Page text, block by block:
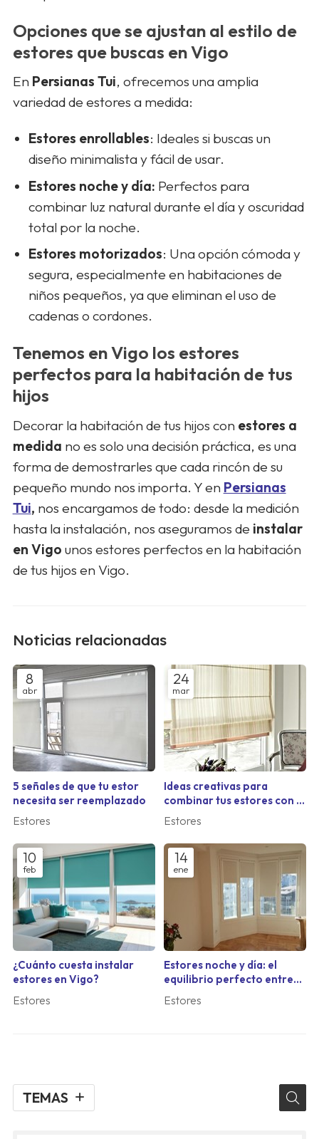
TEMAS
Opciones que se ajustan al estilo de
estores que buscas en Vigo
En Persianas Tui, ofrecemos una amplia
variedad de estores a medida:
Estores enrollables: Ideales si buscas un
diseño minimalista y fácil de usar.
Estores noche y día: Perfectos para
combinar luz natural durante el día y oscuridad
total por la noche.
Estores motorizados: Una opción cómoda y
segura, especialmente en habitaciones de
niños pequeños, ya que eliminan el uso de
cadenas o cordones.
Tenemos en Vigo los estores
perfectos para la habitación de tus
hijos
Decorar la habitación de tus hijos con estores a
medida no es solo una decisión práctica, es una
forma de demostrarles que cada rincón de su
pequeño mundo nos importa. Y en Persianas
Tui, nos encargamos de todo: desde la medición
hasta la instalación, nos aseguramos de instalar
en Vigo unos estores perfectos en la habitación
de tus hijos en Vigo.
Noticias relacionadas
8
abr
5 señales de que tu estor
necesita ser reemplazado
Estores
24
mar
Ideas creativas para
combinar tus estores con la
decoración de tu salón
Estores
10
feb
¿Cuánto cuesta instalar
estores en Vigo?
Estores
14
ene
Estores noche y día: el
equilibrio perfecto entre
luz y privacidad
Estores